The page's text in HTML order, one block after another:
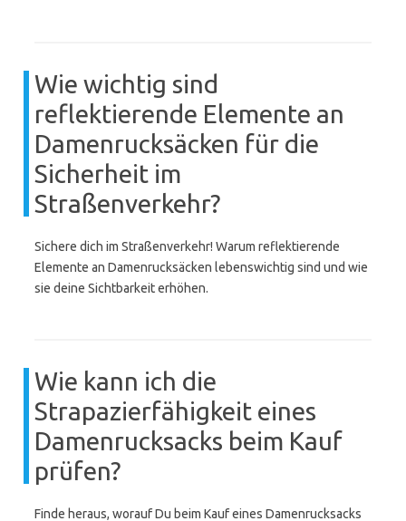
Wie wichtig sind
reflektierende Elemente an
Damenrucksäcken für die
Sicherheit im
Straßenverkehr?
Sichere dich im Straßenverkehr! Warum reflektierende
Elemente an Damenrucksäcken lebenswichtig sind und wie
sie deine Sichtbarkeit erhöhen.
Wie kann ich die
Strapazierfähigkeit eines
Damenrucksacks beim Kauf
prüfen?
Finde heraus, worauf Du beim Kauf eines Damenrucksacks